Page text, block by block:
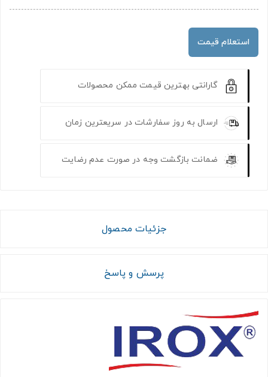
استعلام قیمت
گارانتی بهترین قیمت ممکن محصولات
ارسال به روز سفارشات در سریعترین زمان
ضمانت بازگشت وجه در صورت عدم رضایت
جزئیات محصول
پرسش و پاسخ